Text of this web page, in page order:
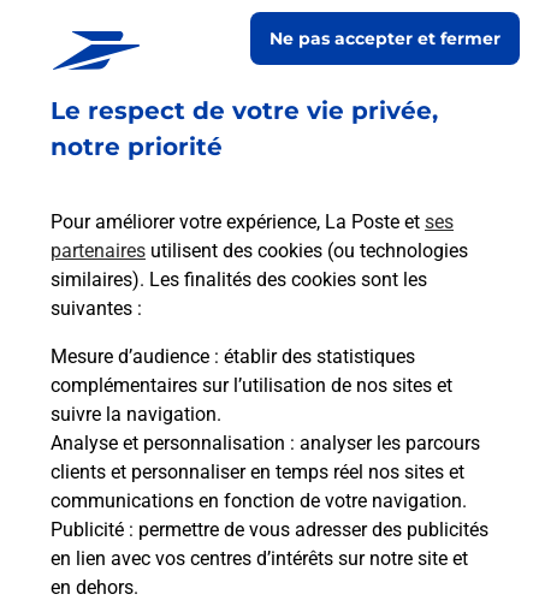
Le respect de votre vie privée,
notre priorité
Pour améliorer votre expérience, La Poste et ses
partenaires utilisent des cookies (ou technologies
similaires). Les finalités des cookies sont les
suivantes :
Mesure d’audience : établir des statistiques
complémentaires sur l’utilisation de nos sites et
suivre la navigation.
Analyse et personnalisation : analyser les parcours
clients et personnaliser en temps réel nos sites et
communications en fonction de votre navigation.
Publicité : permettre de vous adresser des publicités
en lien avec vos centres d’intérêts sur notre site et
en dehors.
Ne pas accepter et fermer
en ligne
Ouvert 24h/24
En savoir plus
Recherchez un autre point de contact
Questions fréquemment posées
Quel réseau utilise La Poste Mobile ?